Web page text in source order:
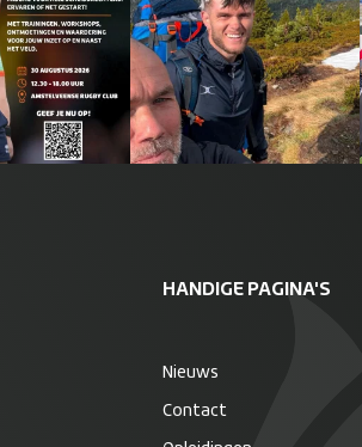
HANDIGE PAGINA'S
Nieuws
Contact